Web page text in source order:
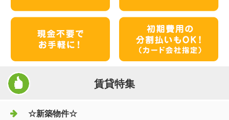
賃貸特集
☆新築物件☆